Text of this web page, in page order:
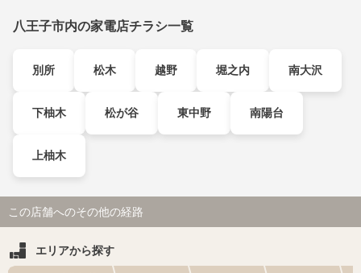
八王子市内の家電店チラシ一覧
別所 松木 越野 堀之内 南大沢
下柚木 松が谷 東中野 南陽台
上柚木
この店舗へのその他の経路
エリアから探す